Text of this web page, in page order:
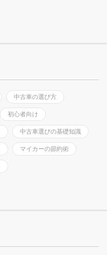
中古車の選び方
初心者向け
中古車選びの基礎知識
マイカーの節約術